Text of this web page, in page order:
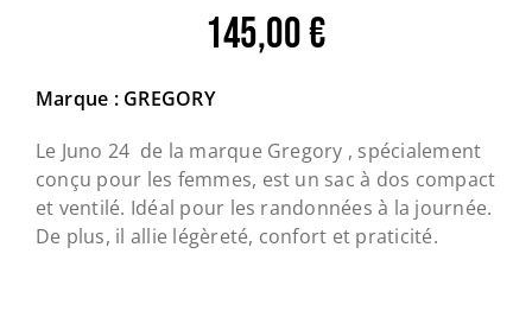
145,00€
Marque : GREGORY
Le Juno 24 de la marque Gregory , spécialement
conçu pour les femmes, est un sac à dos compact
et ventilé. Idéal pour les randonnées à la journée.
De plus, il allie légèreté, confort et praticité.